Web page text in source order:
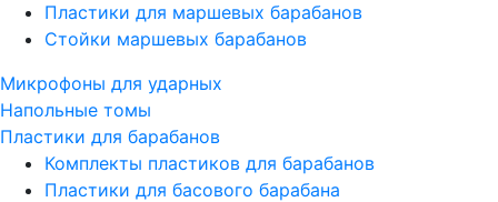
Пластики для маршевых барабанов
Стойки маршевых барабанов
Микрофоны для ударных
Напольные томы
Пластики для барабанов
Комплекты пластиков для барабанов
Пластики для басового барабана